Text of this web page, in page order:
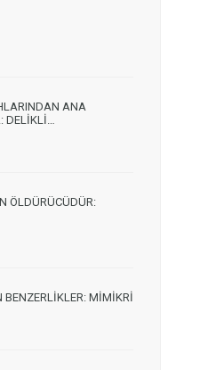
ANA
DELİKLİ…
ÖLDÜRÜCÜDÜR:
BENZERLİKLER: MİMİKRİ